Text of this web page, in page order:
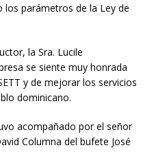
los parámetros de la Ley de
la Sra. Lucile
se siente muy honrada
y de mejorar los servicios
dominicano.
acompañado por el señor
Columna del bufete José